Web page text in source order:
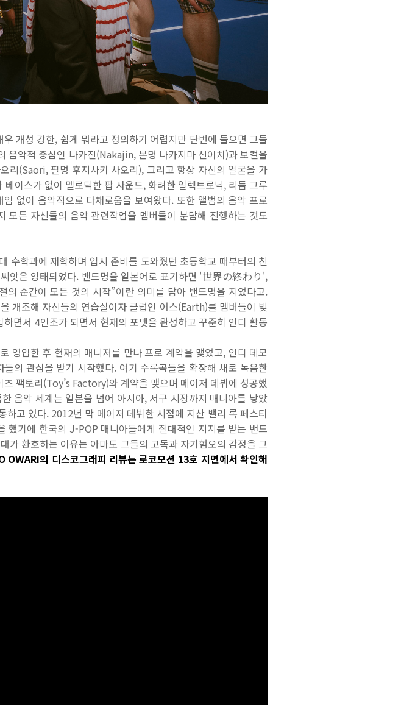
개성 강한, 쉽게 뭐라고 정의하기 어렵지만 단번에 들으면 그들
음악적 중심인 나카진(Nakajin, 본명 나카지마 신이치)과 보컬을
리(Saori, 필명 후지사키 사오리), 그리고 항상 자신의 얼굴을 가
이스가 없이 멜로딕한 팝 사운드, 화려한 일렉트로닉, 리듬 그루
없이 음악적으로 다채로움을 보여왔다. 또한 앨범의 음악 프로
든 자신들의 음악 관련작업을 멤버들이 분담해 진행하는 것도
수학과에 재학하며 입시 준비를 도와줬던 초등학교 때부터의 친
앗은 잉태되었다. 밴드명을 일본어로 표기하면 '世界の終わり',
의 순간이 모든 것의 시작”이란 의미를 담아 밴드명을 지었다고.
개조해 자신들의 연습실이자 클럽인 어스(Earth)를 멤버들이 빚
면서 4인조가 되면서 현재의 포맷을 완성하고 꾸준히 인디 활동
영입한 후 현재의 매니저를 만나 프로 계약을 맺었고, 인디 데모
의 관심을 받기 시작했다. 여기 수록곡들을 확장해 새로 녹음한
팩토리(Toy’s Factory)와 계약을 맺으며 메이저 데뷔에 성공했
음악 세계는 일본을 넘어 아시아, 서구 시장까지 매니아를 낳았
고 있다. 2012년 막 메이저 데뷔한 시점에 지산 밸리 록 페스티
했기에 한국의 J-POP 매니아들에게 절대적인 지지를 받는 밴드
가 환호하는 이유는 아마도 그들의 고독과 자기혐오의 감정을 그
의 디스코그래피 리뷰는 로코모션 13호 지면에서 확인해